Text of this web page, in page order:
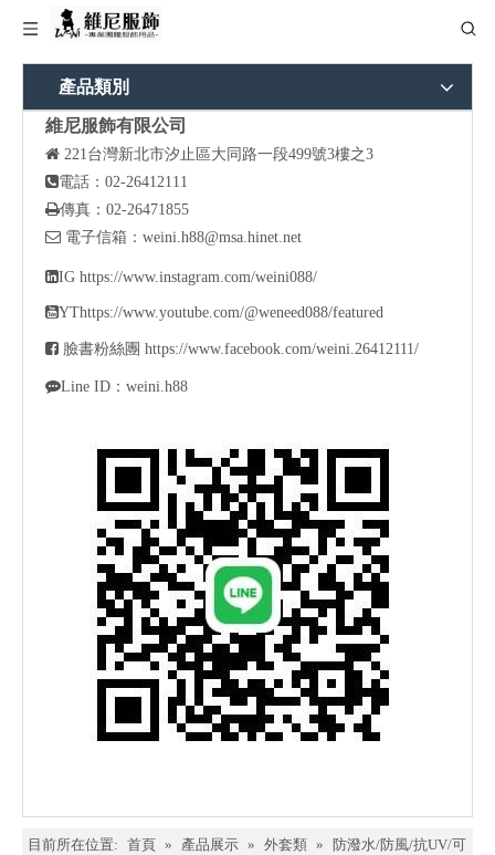
產品類別
維尼服飾有限公司
 221台灣新北市汐止區大同路一段499號3樓之3
電話：02-26412111
傳真：02-26471855
 電子信箱： weini.h88@msa.hinet.net
IG https://www.instagram.com/weini088/
YThttps://www.youtube.com/@weneed088/featured
 臉書粉絲團 https://www.facebook.com/weini.26412111/
Line ID：weini.h88
目前所在位置: 首頁 » 產品展示 » 外套類 »
防潑水/防風/抗UV/可